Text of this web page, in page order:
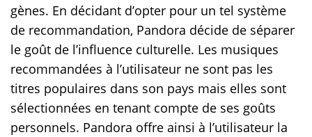
gènes. En décidant d’opter pour un tel système
de recommandation, Pandora décide de séparer
le goût de l’influence culturelle. Les musiques
recommandées à l’utilisateur ne sont pas les
titres populaires dans son pays mais elles sont
sélectionnées en tenant compte de ses goûts
personnels. Pandora offre ainsi à l’utilisateur la